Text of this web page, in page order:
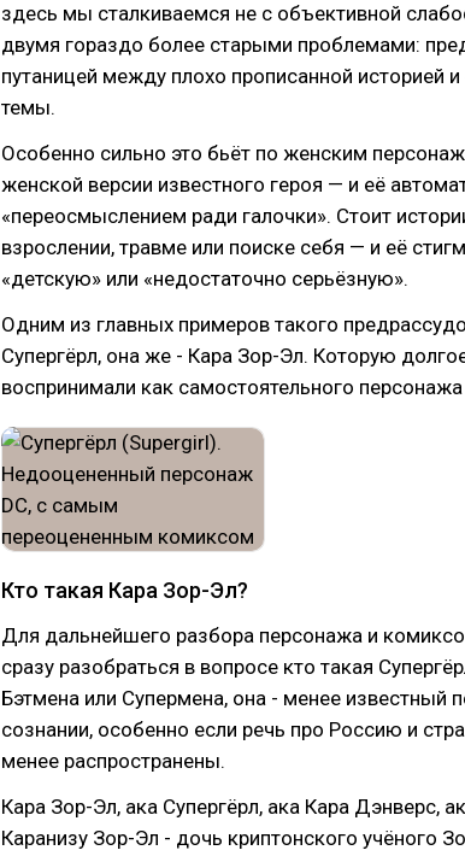
здесь мы сталкиваемся не с объективной
двумя гораздо более старыми проблемами:
путаницей между плохо прописанной историей
темы.
Особенно сильно это бьёт по женским
женской версии известного героя — и её
«переосмыслением ради галочки». Стоит
взрослении, травме или поиске себя — и её
«детскую» или «недостаточно серьёзную».
Одним из главных примеров такого
Супергёрл, она же - Кара Зор-Эл. Которую
воспринимали как самостоятельного
Кто такая Кара Зор-Эл?
Для дальнейшего разбора персонажа и
сразу разобраться в вопросе кто такая
Бэтмена или Супермена, она - менее известный
сознании, особенно если речь про Россию и
менее распространены.
Кара Зор-Эл, ака Супергёрл, ака Кара Дэнверс,
Каранизу Зор-Эл - дочь криптонского учёного